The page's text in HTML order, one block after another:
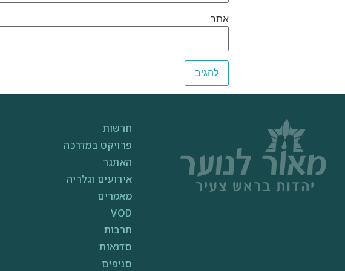
אתר
חדשות
פרויקט במדרכה
האתגר
אירועים וגלריה
מאמרים
VOD
תרבות
סדנאות
סניפים